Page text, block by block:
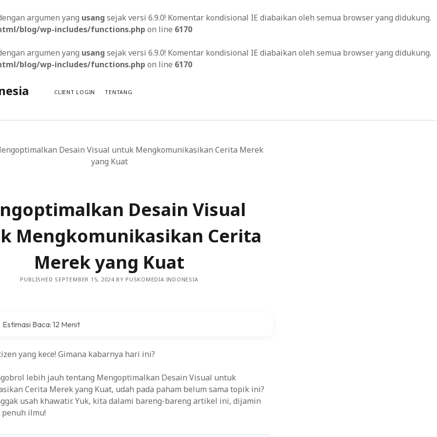
argumen yang usang sejak versi 6.9.0! Komentar kondisional IE diabaikan oleh semua browser yang didukung.
blog/wp-includes/functions.php on line 6170
argumen yang usang sejak versi 6.9.0! Komentar kondisional IE diabaikan oleh semua browser yang didukung.
blog/wp-includes/functions.php on line 6170
CLIENT LOGIN TENTANG
Pengguna yang Memuaskan
Praktis untuk Meroketkan Peringkat
Pemasaran Digital: Meningkatkan Pengalaman Pengguna
dan Tren dalam Data Kerja
untuk Transformasi Desa
Layanan Manajemen DNS yang Handal
untuk Meningkatkan Visibilitas di Mesin Pencari
Indeksasi Mesin Pencari
Desain Visual untuk Mengkomunikasikan Cerita Merek
yang Kuat
Desain Visual
Mengkomunikasikan Cerita
Merek yang Kuat
PUBLISHED SEPTEMBER 15, 2024 BY PUSKOMEDIA INDONESIA
Estimasi Baca: 12 Menit
yang kece! Gimana kabarnya hari ini?
lebih jauh tentang Mengoptimalkan Desain Visual untuk
Cerita Merek yang Kuat, udah pada paham belum sama topik ini?
usah khawatir. Yuk, kita dalami bareng-bareng artikel ini, dijamin
ilmu!